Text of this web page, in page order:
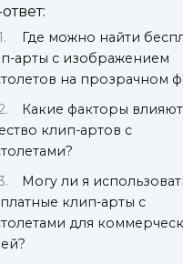
Где можно найти
арты с изображением
на прозрачном
Какие факторы
клип-артов с
Могу ли я
клип-арты с
для